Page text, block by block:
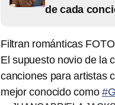
de cada
Filtran románticas
El supuesto novio de la
canciones para artistas
mejor conocido como